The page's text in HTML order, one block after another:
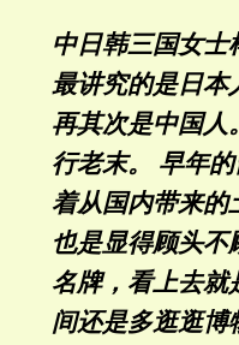
中日韩三国女士
最讲究的是日本
再其次是中国人
行老末。 早年
着从国内带来的
也是显得顾头不
名牌，看上去就
间还是多逛逛博